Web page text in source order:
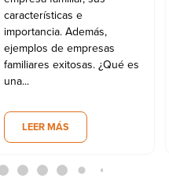
características e
importancia. Además,
ejemplos de empresas
familiares exitosas. ¿Qué es
una...
LEER MÁS